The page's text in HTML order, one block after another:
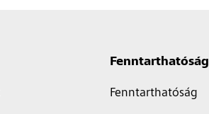
Fenntarthatóság
Fenntarthatóság